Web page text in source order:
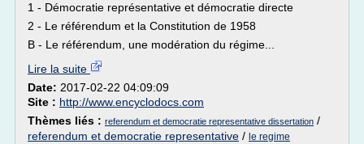
1 - Démocratie représentative et démocratie directe
2 - Le référendum et la Constitution de 1958
B - Le référendum, une modération du régime...
Lire la suite
Date: 2017-02-22 04:09:09
Site : http://www.encyclodocs.com
Thèmes liés : referendum et democratie representative dissertation /
referendum et democratie representative / le regime